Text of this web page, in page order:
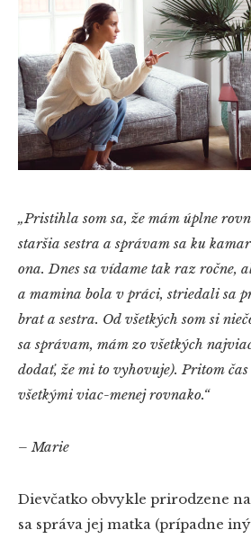
„Pristihla som sa, že mám úplne
staršia sestra a správam sa ku
ona. Dnes sa vídame tak raz ročne,
a mamina bola v práci, striedali sa
brat a sestra. Od všetkých som si
sa správam, mám zo všetkých
dodať, že mi to vyhovuje). Pritom
všetkými viac-menej rovnako.“
– Marie
Dievčatko obvykle prirodzene
sa správa jej matka (prípadne